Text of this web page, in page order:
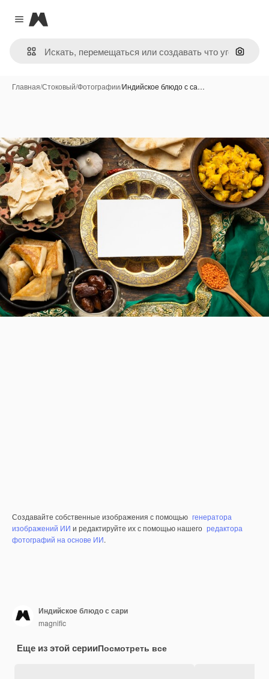
Close menu
Magnific
Поиск
Главная/Стоковый/Фотографии/Индийское блюдо с са…
Создавайте собственные изображения с помощью генератора
изображений ИИ и редактируйте их с помощью нашего редактора
фотографий на основе ИИ.
Индийское блюдо с сари
magnific
Еще из этой серииПосмотреть все